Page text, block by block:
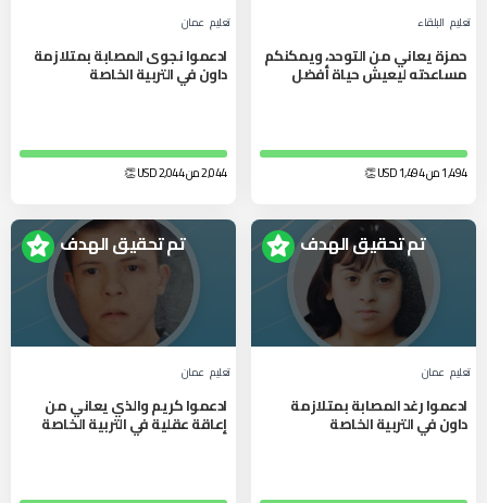
تعليم البلقاء‎
حمزة يعاني من التوحد، ويمكنكم
مساعدته ليعيش حياة أفضل
1,494 من 1,494 USD
👏
تعليم عمان
ادعموا نجوى المصابة بمتلازمة
داون في التربية الخاصة
2,044 من 2,044 USD
👏
تم تحقيق الهدف
تعليم عمان
ادعموا رغد المصابة بمتلازمة
داون في التربية الخاصة
تم تحقيق الهدف
تعليم عمان
ادعموا كريم والذي يعاني من
إعاقة عقلية في التربية الخاصة